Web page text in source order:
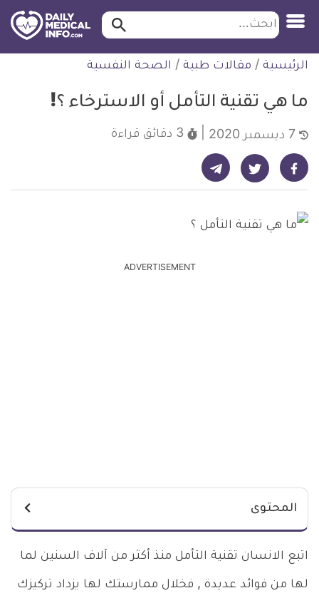
التخطي
للمحتوى
طبية
ابحث ابحث…
الرئيسية / مقالات طبية / الصحة النفسية
ما هي تقنية التأمل أو الاسترخاء ؟!
3 دقائق قراءة
شارك على فيسبوك - ديلي ميديكال انفو شارك على تويتر - ديلي ميديكال انفو شارك على تيليجرام - ديلي ميديكال انفو
ADVERTISEMENT
المحتوى
اتبع الانسان تقنية التأمل منذ أكثر من آلاف السنين لما
لها من فوائد عديدة , فخلال ممارستك لها يزداد تركيزك